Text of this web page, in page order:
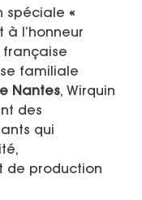
spéciale «
à l’honneur
française
familiale
Nantes, Wirquin
des
qui
de production